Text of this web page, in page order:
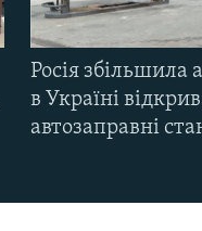
Росія збільшила
в Україні
автозаправні